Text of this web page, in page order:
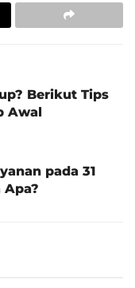
Berikut Tips
Awal
pada 31
Apa?